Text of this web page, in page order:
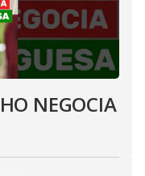
NEGOCIA